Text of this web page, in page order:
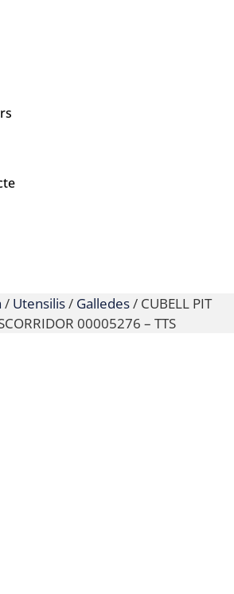
/ Utensilis/ Galledes/ CUBELL PIT
00005276 – TTS